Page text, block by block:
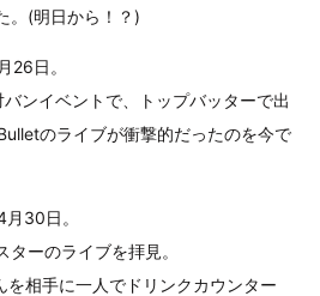
。(明日から！？)
26日。
ンイベントで、トップバッターで出
のライブが衝撃的だったのを今で
30日。
ーのライブを拝見。
相手に一人でドリンクカウンター